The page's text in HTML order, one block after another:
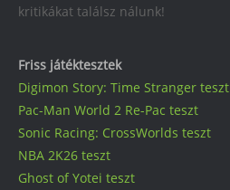
Friss játéktesztek
Digimon Story: Time Stranger teszt
Pac-Man World 2 Re-Pac teszt
Sonic Racing: CrossWorlds teszt
NBA 2K26 teszt
Ghost of Yotei teszt
kritikákat találsz nálunk!